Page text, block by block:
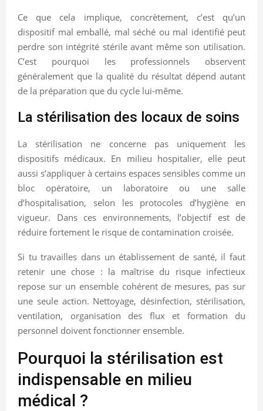
Ce que cela implique, concrètement, c’est qu’un
dispositif mal emballé, mal séché ou mal identifié peut
perdre son intégrité stérile avant même son utilisation.
C’est pourquoi les professionnels observent
généralement que la qualité du résultat dépend autant
de la préparation que du cycle lui-même.
La stérilisation des locaux de soins
La stérilisation ne concerne pas uniquement les
dispositifs médicaux. En milieu hospitalier, elle peut
aussi s’appliquer à certains espaces sensibles comme un
bloc opératoire, un laboratoire ou une salle
d’hospitalisation, selon les protocoles d’hygiène en
vigueur. Dans ces environnements, l’objectif est de
réduire fortement le risque de contamination croisée.
Si tu travailles dans un établissement de santé, il faut
retenir une chose : la maîtrise du risque infectieux
repose sur un ensemble cohérent de mesures, pas sur
une seule action. Nettoyage, désinfection, stérilisation,
ventilation, organisation des flux et formation du
personnel doivent fonctionner ensemble.
Pourquoi la stérilisation est
indispensable en milieu
médical ?